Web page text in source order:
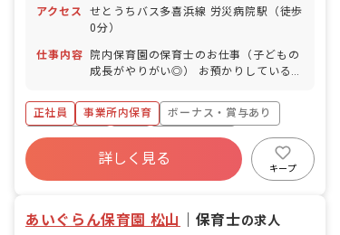
アクセス
せとうちバス多喜浜線 労災病院駅（徒歩
0分）
仕事内容
院内保育園の保育士のお仕事（子どもの
成長がやりがい◎） お預かりしている子
食事・睡眠・排泄・清潔・衣類の着脱等
・集団生活を通じた社会性の装着 ・行事
の計画・実行、お知らせの作成
正社員 事業所内保育
ボーナス・賞与あり
社会保険完備
有給
福利厚生充実
昇給昇進あり
産休育休制度
詳しく見る
キープ
あいぐらん保育園 松山 保育士の求人